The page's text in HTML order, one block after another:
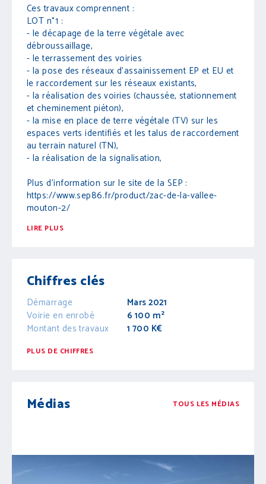
Ces travaux comprennent :
LOT n°1 :
- le décapage de la terre végétale avec
débroussaillage,
- le terrassement des voiries
- la pose des réseaux d’assainissement EP et EU et
le raccordement sur les réseaux existants,
- la réalisation des voiries (chaussée, stationnement
et cheminement piéton),
- la mise en place de terre végétale (TV) sur les
espaces verts identifiés et les talus de raccordement
au terrain naturel (TN),
- la réalisation de la signalisation,
Plus d'information sur le site de la SEP :
https://www.sep86.fr/product/zac-de-la-vallee-
mouton-2/
LIRE PLUS
Chiffres clés
Démarrage
Mars 2021
Voirie en enrobé
6 100 m²
Montant des travaux
1 700 K€
PLUS DE CHIFFRES
Médias TOUS LES MÉDIAS